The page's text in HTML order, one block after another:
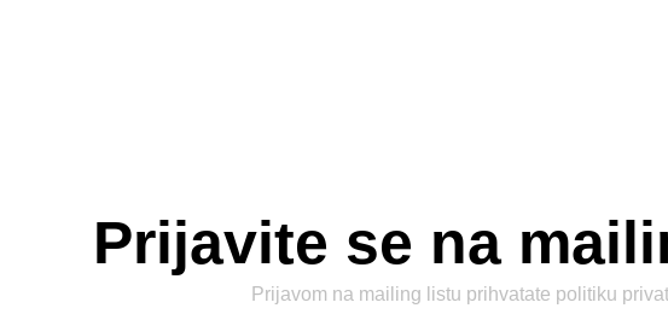
Prijavite se na
Prijavom na mailing listu prihvatate politiku